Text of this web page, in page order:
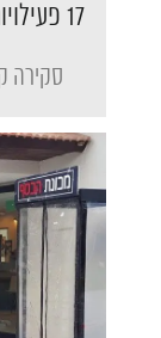
17 פעילויות גיבוש לעובדים שכולם ידברו עליו
סקירה